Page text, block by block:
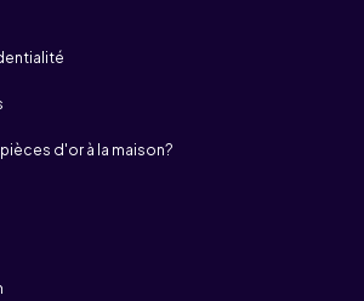
d'or à la maison?